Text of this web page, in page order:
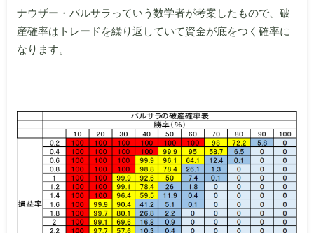
ナウザー・バルサラっていう数学者が考案したもので、破
産確率はトレードを繰り返していて資金が底をつく確率に
なります。